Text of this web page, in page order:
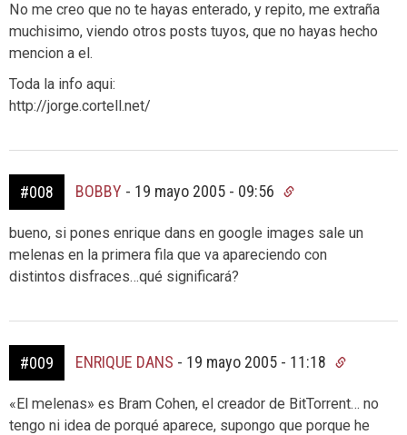
No me creo que no te hayas enterado, y repito, me extraña
muchisimo, viendo otros posts tuyos, que no hayas hecho
mencion a el.
Toda la info aqui:
http://jorge.cortell.net/
#008 BOBBY - 19 mayo 2005 - 09:56
bueno, si pones enrique dans en google images sale un
melenas en la primera fila que va apareciendo con
distintos disfraces…qué significará?
#009 ENRIQUE DANS - 19 mayo 2005 - 11:18
«El melenas» es Bram Cohen, el creador de BitTorrent… no
tengo ni idea de porqué aparece, supongo que porque he